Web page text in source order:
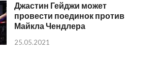
Джастин Гейджи может
провести поединок против
Майкла Чендлера
25.05.2021